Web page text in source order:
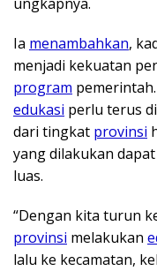
Ia menambahkan,
menjadi kekuatan
program
edukasi perlu terus
dari tingkat provinsi
yang dilakukan
luas.
“Dengan kita turun
provinsi melakukan
lalu ke kecamatan,